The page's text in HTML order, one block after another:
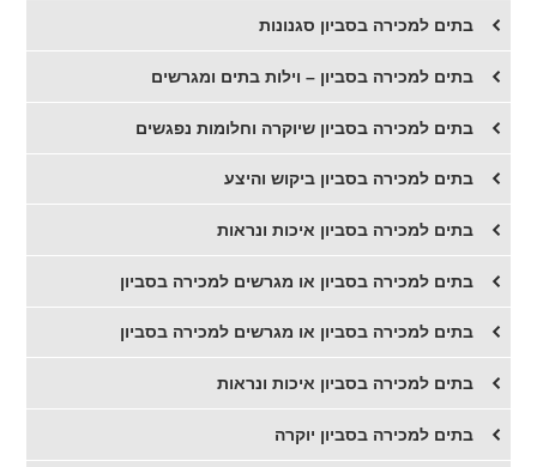
בתים למכירה בסביון סגנונות
בתים למכירה בסביון – וילות בתים ומגרשים
בתים למכירה בסביון שיוקרה וחלומות נפגשים
בתים למכירה בסביון ביקוש והיצע
בתים למכירה בסביון איכות ונראות
בתים למכירה בסביון או מגרשים למכירה בסביון
בתים למכירה בסביון או מגרשים למכירה בסביון
בתים למכירה בסביון איכות ונראות
בתים למכירה בסביון יוקרה